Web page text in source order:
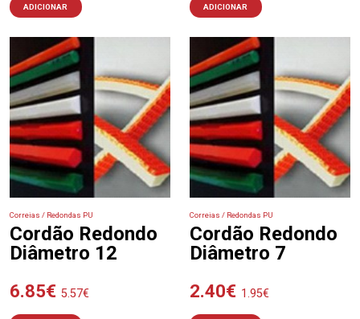
ADICIONAR ADICIONAR
Correias / Redondas PU
Cordão Redondo
Diâmetro 12
6.85€ 5.57€
Correias / Redondas PU
Cordão Redondo
Diâmetro 7
2.40€ 1.95€